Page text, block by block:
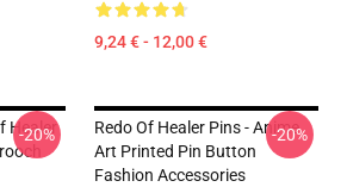
9,24 € - 12,00 €
Healer
-20%
Redo Of Healer Pins - Anime
Art Printed Pin Button
Fashion Accessories
-20%